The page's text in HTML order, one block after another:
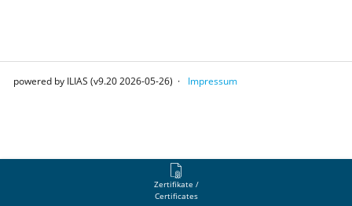
Zertifikate /
Certificates
powered by ILIAS (v9.20 2026-05-26) Impressum